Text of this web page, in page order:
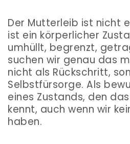
Der Mutterleib ist nicht
ist ein körperlicher
umhüllt, begrenzt,
suchen wir genau das
nicht als Rückschritt,
Selbstfürsorge. Als
eines Zustands, den
kennt, auch wenn wir
haben.